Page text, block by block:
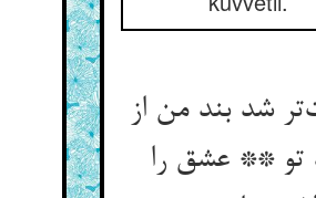
شد بند من از
تو ** عشق را